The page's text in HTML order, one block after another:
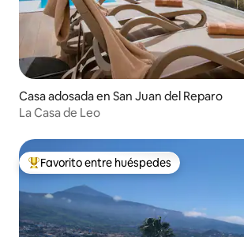
Casa adosada en San Juan del Reparo
La Casa de Leo
De los mejores en Favorito entre huéspedes
Favorito entre huéspedes